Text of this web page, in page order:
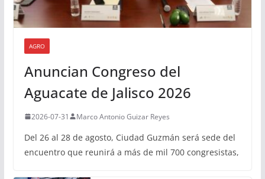
AGRO
Anuncian Congreso del
Aguacate de Jalisco 2026
2026-07-31 Marco Antonio Guizar Reyes
Del 26 al 28 de agosto, Ciudad Guzmán será sede del
encuentro que reunirá a más de mil 700 congresistas,